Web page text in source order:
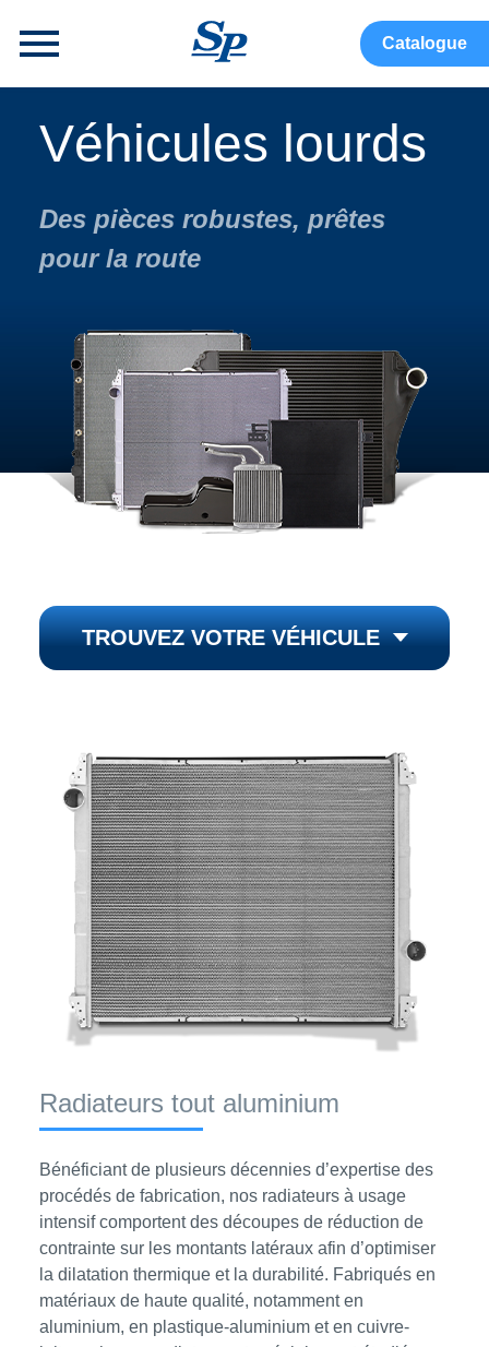
menu Catalogue
Véhicules lourds
Des pièces robustes, prêtes
pour la route
TROUVEZ VOTRE VÉHICULE
Radiateurs tout aluminium
Bénéficiant de plusieurs décennies d’expertise des
procédés de fabrication, nos radiateurs à usage
intensif comportent des découpes de réduction de
contrainte sur les montants latéraux afin d’optimiser
la dilatation thermique et la durabilité. Fabriqués en
matériaux de haute qualité, notamment en
aluminium, en plastique-aluminium et en cuivre-